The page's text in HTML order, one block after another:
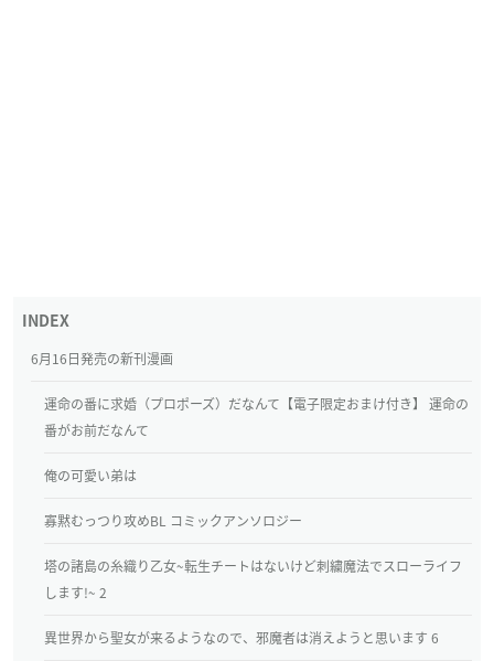
6月16日発売の新刊漫画
運命の番に求婚（プロポーズ）だなんて【電子限定おまけ付き】 運命の
番がお前だなんて
俺の可愛い弟は
寡黙むっつり攻めBL コミックアンソロジー
塔の諸島の糸織り乙女~転生チートはないけど刺繍魔法でスローライフ
します!~ 2
異世界から聖女が来るようなので、邪魔者は消えようと思います 6